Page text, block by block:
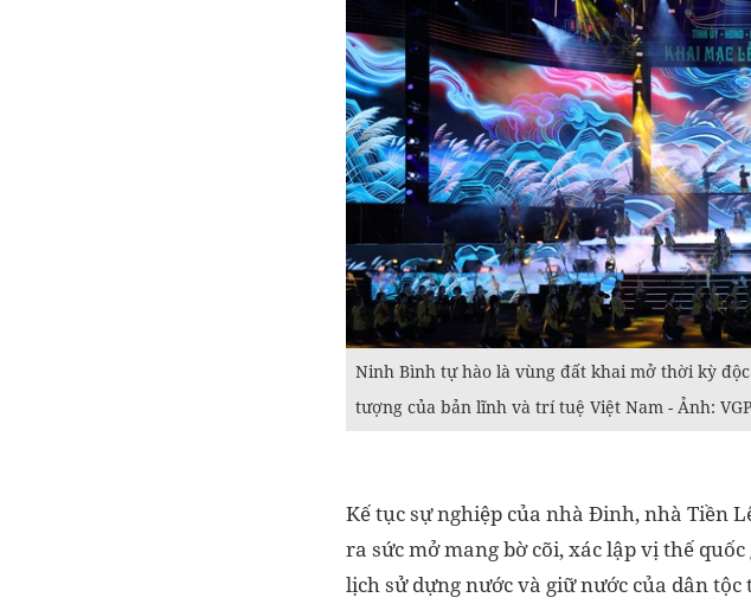
Ninh Bình tự hào là vùng đất khai mở thời kỳ
tượng của bản lĩnh và trí tuệ Việt Nam - Ảnh:
Kế tục sự nghiệp của nhà Đinh, nhà Tiền
ra sức mở mang bờ cõi, xác lập vị thế
lịch sử dựng nước và giữ nước của dân